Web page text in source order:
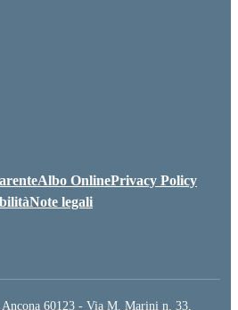
Albo OnlinePrivacy Policy
Note legali
60123 - Via M. Marini n. 33,